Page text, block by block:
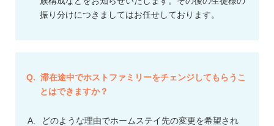
振り分けにつきましてはお任せしております。
滞在途中でホストファミリーをチェンジしてもらうこ
とはできますか？
どのような理由でホームステイ先の変更を希望され